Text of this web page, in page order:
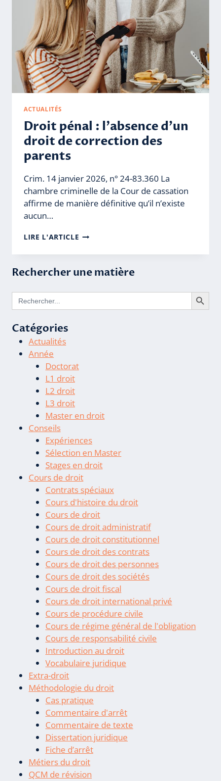
ACTUALITÉS
Droit pénal : l’absence d’un
droit de correction des
parents
Crim. 14 janvier 2026, n° 24-83.360 La
chambre criminelle de la Cour de cassation
affirme de manière définitive qu’il n’existe
aucun…
LIRE L'ARTICLE DROIT
:
D’UN
DE
Rechercher une matière
Search
for:
Search
Catégories
Actualités
Année
Doctorat
L1 droit
L2 droit
L3 droit
Master en droit
Conseils
Expériences
Sélection en Master
Stages en droit
Cours de droit
Contrats spéciaux
Cours d'histoire du droit
Cours de droit
Cours de droit administratif
Cours de droit constitutionnel
Cours de droit des contrats
Cours de droit des personnes
Cours de droit des sociétés
Cours de droit fiscal
Cours de droit international privé
Cours de procédure civile
Cours de régime général de l'obligation
Cours de responsabilité civile
Introduction au droit
Vocabulaire juridique
Extra-droit
Méthodologie du droit
Cas pratique
Commentaire d'arrêt
Commentaire de texte
Dissertation juridique
Fiche d’arrêt
Métiers du droit
QCM de révision